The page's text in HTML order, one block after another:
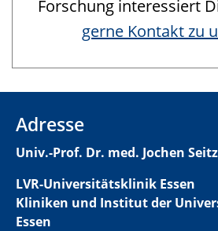
Forschung interessiert
gerne Kontakt zu
Adresse
Univ.-Prof. Dr. med. Jochen Seitz
LVR-Universitätsklinik Essen
Kliniken und Institut der
Essen